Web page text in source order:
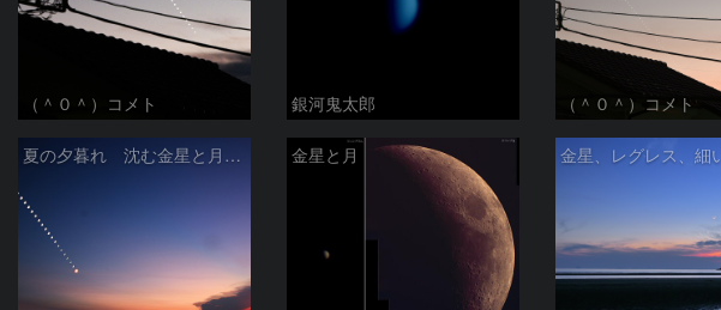
（＾０＾）コメト 銀河鬼太郎 （＾０＾）コメト
夏の夕暮れ 沈む金星と月 2026/7/20 金星と月